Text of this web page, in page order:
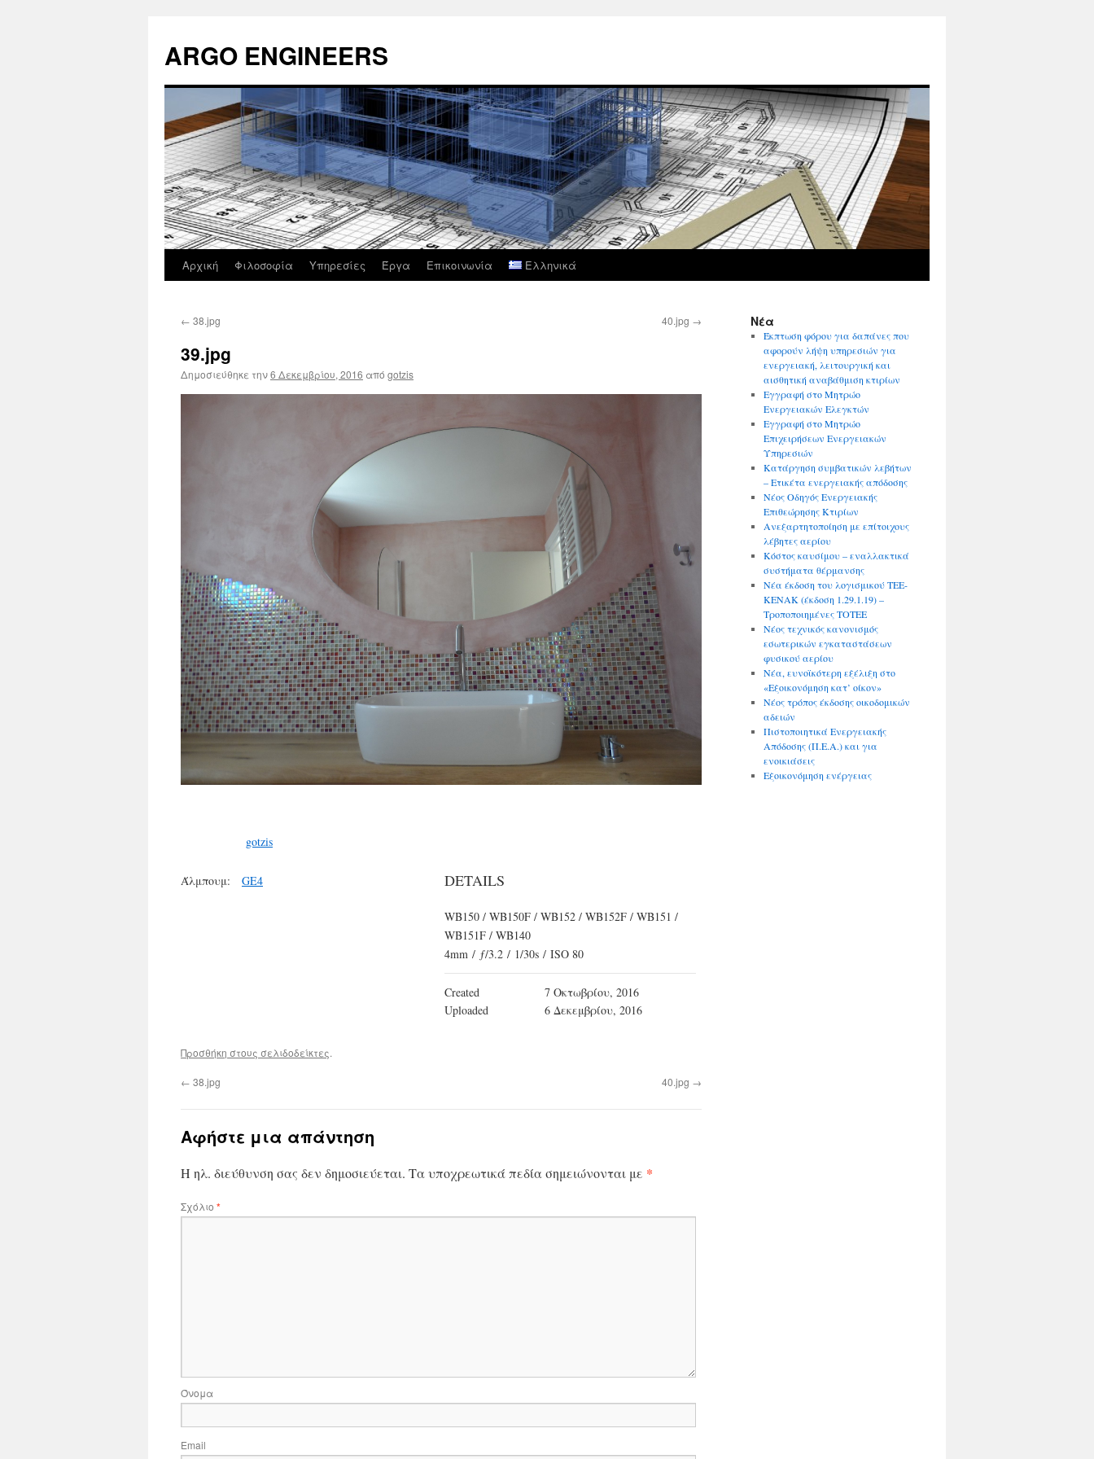
περιεχόμενο
ARGO ENGINEERS
Αρχική Φιλοσοφία Υπηρεσίες Έργα Επικοινωνία Ελληνικά
← 38.jpg 40.jpg →
39.jpg
Δημοσιεύθηκε την6 Δεκεμβρίου, 2016 από gotzis
gotzis
Άλμπουμ: GE4 DETAILS
WB150 / WB150F / WB152 / WB152F / WB151 /
WB151F / WB140
4mm / ƒ/3.2 / 1/30s / ISO 80
Created
7 Οκτωβρίου, 2016
Uploaded
6 Δεκεμβρίου, 2016
Προσθήκη στους σελιδοδείκτες.
← 38.jpg 40.jpg →
Αφήστε μια απάντηση
Η ηλ. διεύθυνση σας δεν δημοσιεύεται. Τα υποχρεωτικά πεδία σημειώνονται με *
Σχόλιο *
Όνομα
Email
Νέα
Έκπτωση φόρου για δαπάνες που
αφορούν λήψη υπηρεσιών για
ενεργειακή, λειτουργική και
αισθητική αναβάθμιση κτιρίων
Εγγραφή στο Μητρώο
Ενεργειακών Ελεγκτών
Εγγραφή στο Μητρώο
Επιχειρήσεων Ενεργειακών
Υπηρεσιών
Κατάργηση συμβατικών λεβήτων
– Ετικέτα ενεργειακής απόδοσης
Νέος Οδηγός Ενεργειακής
Επιθεώρησης Κτιρίων
Ανεξαρτητοποίηση με επίτοιχους
λέβητες αερίου
Κόστος καυσίμου – εναλλακτικά
συστήματα θέρμανσης
Νέα έκδοση του λογισμικού ΤΕΕ-
ΚΕΝΑΚ (έκδοση 1.29.1.19) –
Τροποποιημένες ΤΟΤΕΕ
Νέος τεχνικός κανονισμός
εσωτερικών εγκαταστάσεων
φυσικού αερίου
Νέα, ευνοϊκότερη εξέλιξη στο
«Εξοικονόμηση κατ’ οίκον»
Νέος τρόπος έκδοσης οικοδομικών
αδειών
Πιστοποιητικά Ενεργειακής
Απόδοσης (Π.Ε.Α.) και για
ενοικιάσεις
Εξοικονόμηση ενέργειας